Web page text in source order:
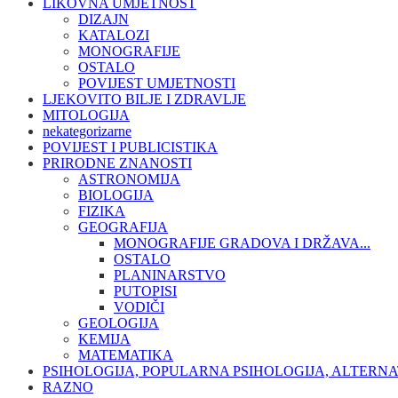
LIKOVNA UMJETNOST
DIZAJN
KATALOZI
MONOGRAFIJE
OSTALO
POVIJEST UMJETNOSTI
LJEKOVITO BILJE I ZDRAVLJE
MITOLOGIJA
nekategorizarne
POVIJEST I PUBLICISTIKA
PRIRODNE ZNANOSTI
ASTRONOMIJA
BIOLOGIJA
FIZIKA
GEOGRAFIJA
MONOGRAFIJE GRADOVA I DRŽAVA...
OSTALO
PLANINARSTVO
PUTOPISI
VODIČI
GEOLOGIJA
KEMIJA
MATEMATIKA
PSIHOLOGIJA, POPULARNA PSIHOLOGIJA,
RAZNO